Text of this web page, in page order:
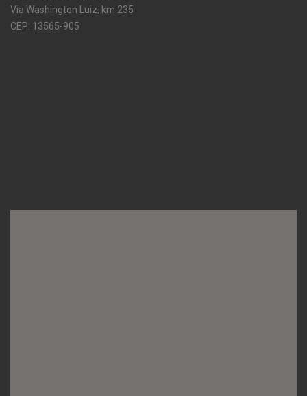
Via Washington Luiz, km 235
CEP: 13565-905